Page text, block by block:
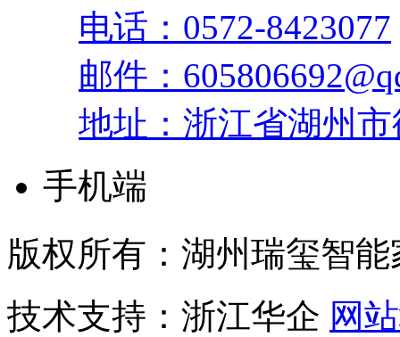
电话：0572-8423077
邮件：
地址：浙江省湖州
手机端
版权所有：湖州瑞玺智能
技术支持：浙江华企 网